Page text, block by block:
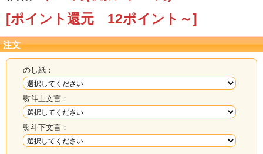
[ポイント還元 12ポイント～]
注文
のし紙：
熨斗上文言：
熨斗下文言：